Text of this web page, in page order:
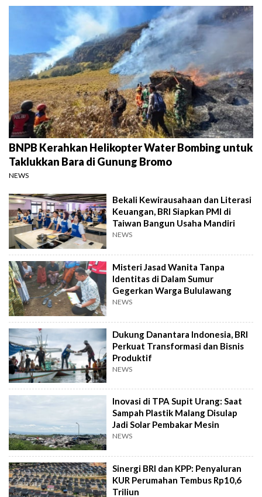
BNPB Kerahkan Helikopter Water Bombing untuk
Taklukkan Bara di Gunung Bromo
NEWS
Bekali Kewirausahaan dan Literasi
Keuangan, BRI Siapkan PMI di
Taiwan Bangun Usaha Mandiri
NEWS
Misteri Jasad Wanita Tanpa
Identitas di Dalam Sumur
Gegerkan Warga Bululawang
NEWS
Dukung Danantara Indonesia, BRI
Perkuat Transformasi dan Bisnis
Produktif
NEWS
Inovasi di TPA Supit Urang: Saat
Sampah Plastik Malang Disulap
Jadi Solar Pembakar Mesin
NEWS
Sinergi BRI dan KPP: Penyaluran
KUR Perumahan Tembus Rp10,6
Triliun